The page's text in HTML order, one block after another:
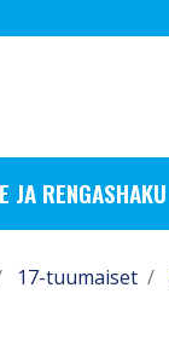
JA RENGASHAKU
17-tuumaiset